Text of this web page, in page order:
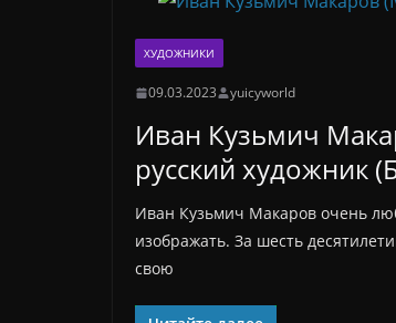
ХУДОЖНИКИ
09.03.2023 yuicyworld
Иван Кузьмич
русский художник
Иван Кузьмич Макаров очень
изображать. За шесть
свою